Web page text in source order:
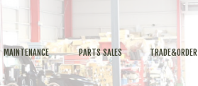
MAINTENANCE PARTS SALES TRADE&ORDER